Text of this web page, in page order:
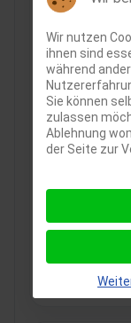
Wir nutzen
ihnen sind
während
Sie können
zulassen
Ablehnung
der Seite zur